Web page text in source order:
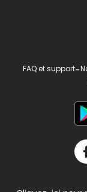
FAQ et support-